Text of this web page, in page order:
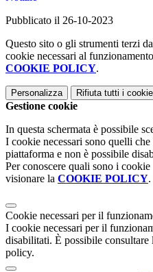
Pubblicato il 26-10-2023
Questo sito o gli strumenti terzi
cookie necessari al
COOKIE POLICY.
Personalizza Rifiuta tutti i
Gestione cookie
In questa schermata è possibile
I cookie necessari sono quelli
piattaforma e non è possibile
Per conoscere quali sono i
visionare la COOKIE POLICY.
Cookie necessari per il
I cookie necessari per il
disabilitati. È possibile
policy.